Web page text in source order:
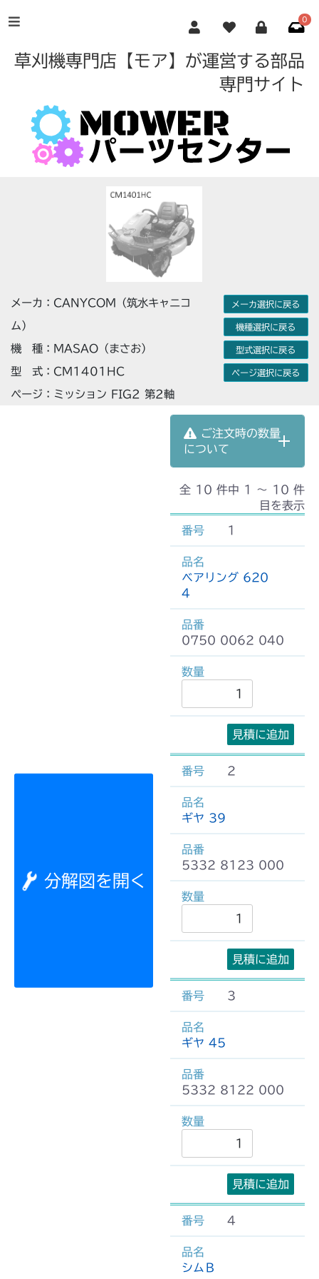
0
草刈機専門店【モア】が運営する部品
専門サイト
メーカ：CANYCOM（筑水キャニコ
ム）
機 種：MASAO（まさお）
型 式：CM1401HC
ページ：ミッション FIG2 第2軸
メーカ選択に戻る
機種選択に戻る
型式選択に戻る
ページ選択に戻る
分解図を開く
ご注文時の数量
について
全 10 件中 1 〜 10 件
目を表示
1
ベアリング 620
4
0750 0062 040
見積に追加
2
ギヤ 39
5332 8123 000
見積に追加
3
ギヤ 45
5332 8122 000
見積に追加
4
シムＢ